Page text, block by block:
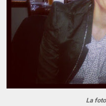
La